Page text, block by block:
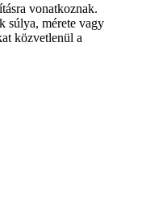
vonatkoznak.
súlya, mérete vagy
közvetlenül a